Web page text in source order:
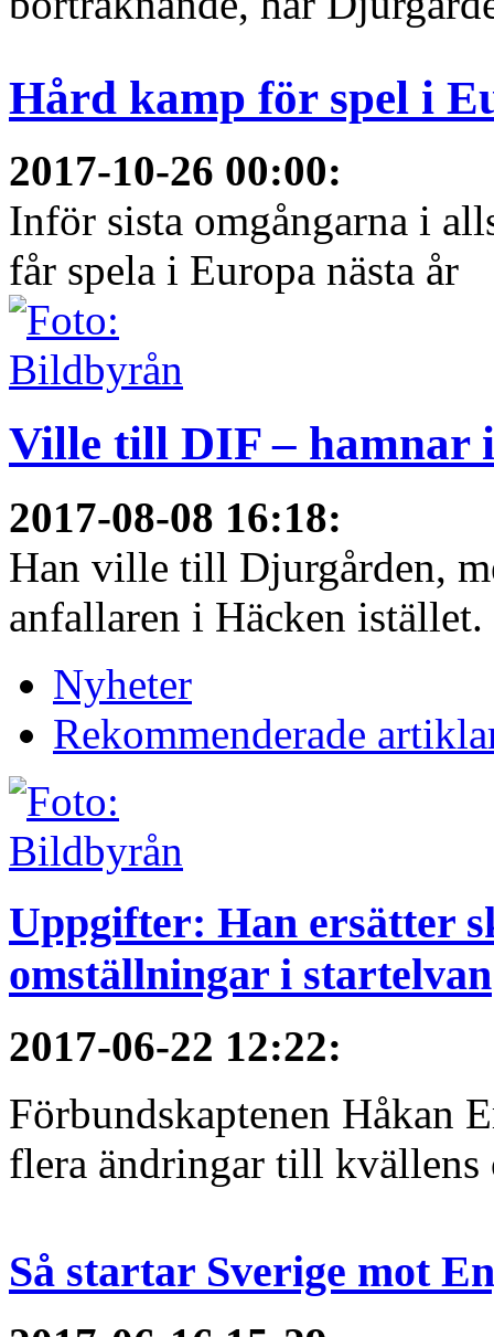
Hård kamp för spel i
2017-10-26 00:00:
Inför sista omgångarna i
får spela i Europa nästa år
Ville till DIF – hamnar
2017-08-08 16:18:
Han ville till Djurgården,
anfallaren i Häcken
Nyheter
Rekommenderade
Uppgifter: Han ersätter
omställningar i startelvan
2017-06-22 12:22:
Förbundskaptenen Håkan
flera ändringar till kvällens
Så startar Sverige mot